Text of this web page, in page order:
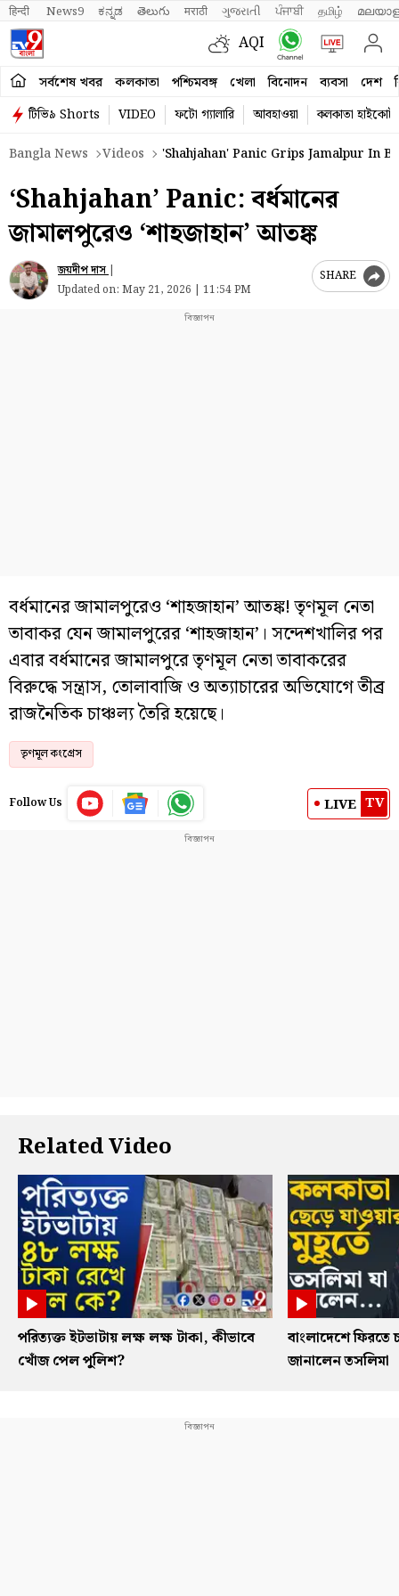
हिन्दी News9 ಕನ್ನಡ తెలుగు मराठी ગુજરાતી ਪੰਜਾਬੀ தமிழ்
AQI
সর্বশেষ খবর কলকাতা পশ্চিমবঙ্গ খেলা বিনোদন ব্যবসা দেশ
টিভি৯ Shorts VIDEO ফটো গ্যালারি আবহাওয়া
কলকাতা হাইকোর্ট
Bangla News
Videos 'Shahjahan' Panic Grips Jamalpur In
‘Shahjahan’ Panic: বর্ধমানের
জামালপুরেও ‘শাহজাহান’ আতঙ্ক
জয়দীপ দাস |
Updated on: May 21, 2026 | 11:54 PM
SHARE
বর্ধমানের জামালপুরেও ‘শাহজাহান’ আতঙ্ক! তৃণমূল নেতা
তাবাকর যেন জামালপুরের ‘শাহজাহান’। সন্দেশখালির পর
এবার বর্ধমানের জামালপুরে তৃণমূল নেতা তাবাকরের
বিরুদ্ধে সন্ত্রাস, তোলাবাজি ও অত্যাচারের অভিযোগে তীব্র
রাজনৈতিক চাঞ্চল্য তৈরি হয়েছে।
তৃণমূল কংগ্রেস
Follow Us LIVE TV
Related Video
পরিত্যক্ত ইটভাটায় লক্ষ লক্ষ টাকা, কীভাবে
খোঁজ পেল পুলিশ?
বাংলাদেশে ফিরতে
জানালেন তসলিমা